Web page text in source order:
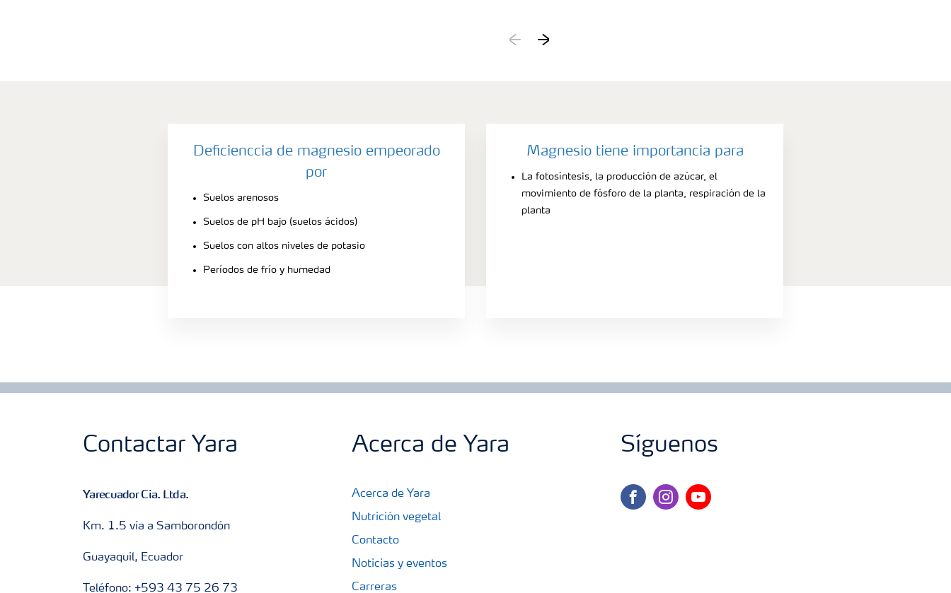
Deficienccia de magnesio empeorado
por
Suelos arenosos
Suelos de pH bajo (suelos ácidos)
Suelos con altos niveles de potasio
Períodos de frío y humedad
Magnesio tiene importancia para
La fotosíntesis, la producción de azúcar, el
movimiento de fósforo de la planta, respiración de la
planta
Contactar Yara
Yarecuador Cia. Ltda.
Km. 1.5 vía a Samborondón
Guayaquil, Ecuador
Teléfono: +593 43 75 26 73
Acerca de Yara
Acerca de Yara
Nutrición vegetal
Contacto
Noticias y eventos
Carreras
Síguenos
facebookinstagram
youtube